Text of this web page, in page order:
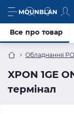
Обладнання
XPON 1GE
термінал
Все про товар